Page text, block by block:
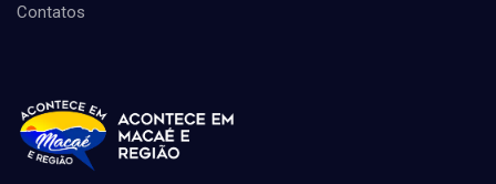
Contatos